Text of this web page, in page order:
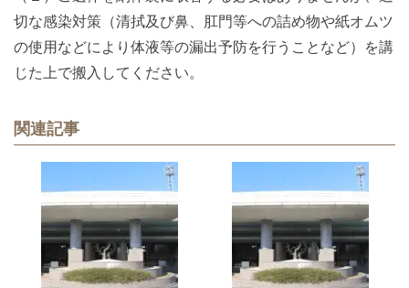
切な感染対策（清拭及び鼻、肛門等への詰め物や紙オムツ
の使用などにより体液等の漏出予防を行うことなど）を講
じた上で搬入してください。
関連記事